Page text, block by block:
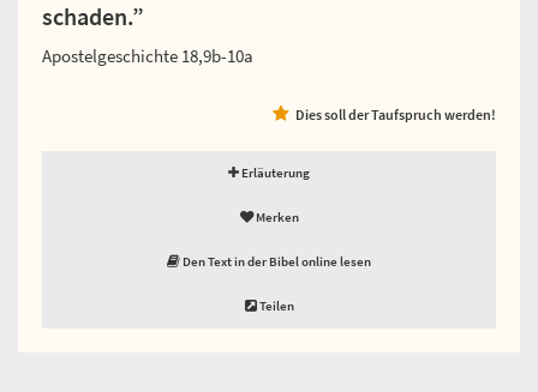
schaden.”
Apostelgeschichte 18,9b-10a
Dies soll der Taufspruch werden!
Erläuterung
Merken
Den Text in der Bibel online lesen
Teilen